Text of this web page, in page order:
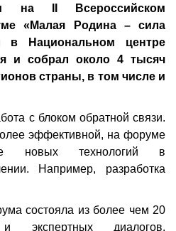
на II Всероссийском
«Малая Родина – сила
в Национальном центре
и собрал около 4 тысяч
страны, в том числе и
с блоком обратной связи.
эффективной, на форуме
новых технологий в
Например, разработка
состояла из более чем 20
экспертных диалогов.